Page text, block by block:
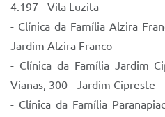
4.197 - Vila Luzita
- Clínica da Família Alzira
Jardim Alzira Franco
- Clínica da Família Jardim
Vianas, 300 - Jardim Cipreste
- Clínica da Família